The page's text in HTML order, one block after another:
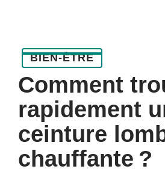
BIEN-ÊTRE
Comment
rapidement
ceinture
chauffante ?